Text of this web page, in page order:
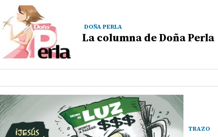
DOÑA PERLA
La columna de Doña Perla
TRAZO